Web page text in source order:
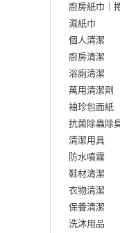
廚房紙巾｜
濕紙巾
個人清潔
廚房清潔
浴廁清潔
萬用清潔劑
袖珍包面紙
抗菌除蟲除
清潔用具
防水噴霧
鞋材清潔
衣物清潔
保養清潔
洗沐用品